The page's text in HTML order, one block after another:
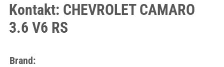
Kontakt: CHEVROLET CAMARO
3.6 V6 RS
Brand: